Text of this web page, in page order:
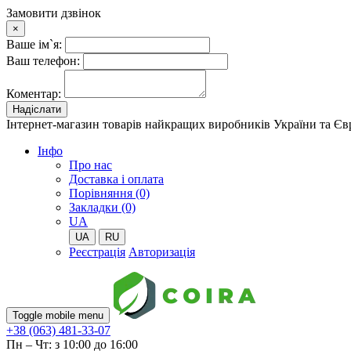
Замовити дзвінок
×
Ваше ім`я:
Ваш телефон:
Коментар:
Надіслати
Інтернет-магазин товарів найкращих виробників України та
Iнфо
Про нас
Доставка і оплата
Порівняння (0)
Закладки (0)
UA
UA RU
Реєстрація Авторизація
Toggle mobile menu
+38 (063) 481-33-07
Пн – Чт: з 10:00 до 16:00